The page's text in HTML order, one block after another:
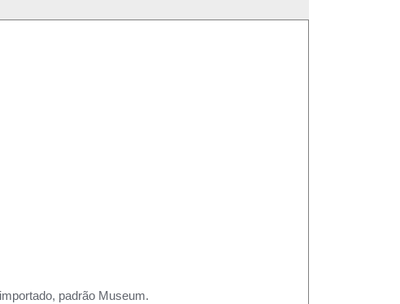
padrão Museum.